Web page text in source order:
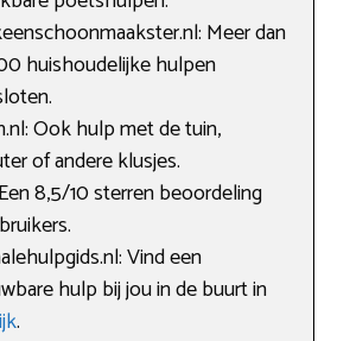
Meer dan
huishoudelijke hulpen
Ook hulp met de tuin,
of andere klusjes.
8,5/10 sterren beoordeling
Vind een
hulp bij jou in de buurt in
.